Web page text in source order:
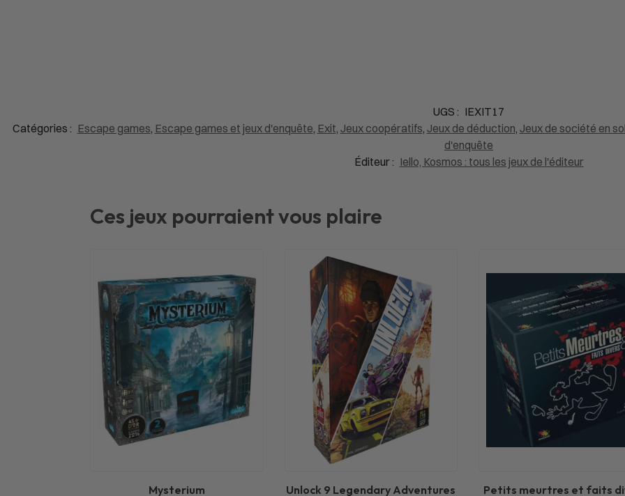
UGS : IEXIT17
Catégories : Escape games, Escape games et jeux d'enquête, Exit, Jeux coopératifs, Jeux de déduction, Jeux de société en
d'enquête
Éditeur : Iello, Kosmos : tous les jeux de l'éditeur
Ces jeux pourraient vous plaire
Mysterium Unlock 9 Legendary Adventures Petits meurtres et faits